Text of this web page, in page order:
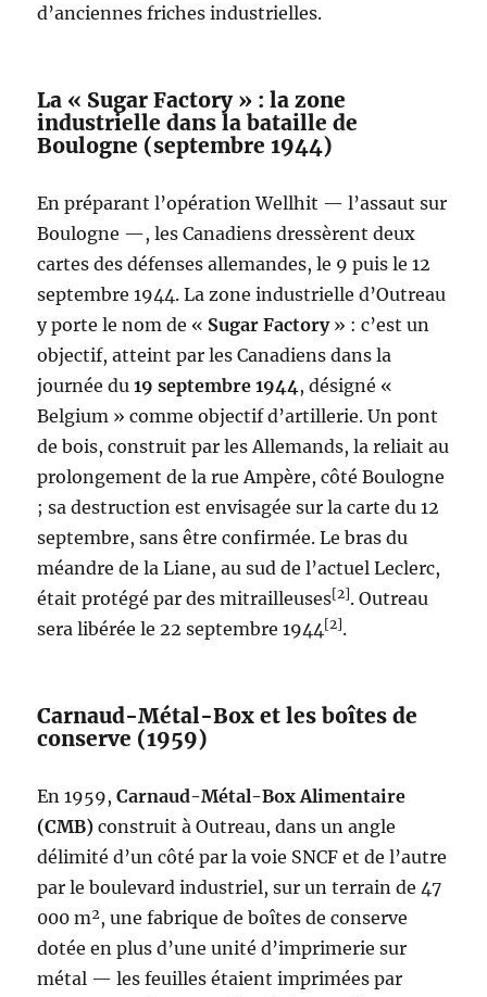
d’anciennes friches industrielles.
La « Sugar Factory » : la zone
industrielle dans la bataille de
Boulogne (septembre 1944)
En préparant l’opération Wellhit — l’assaut sur
Boulogne —, les Canadiens dressèrent deux
cartes des défenses allemandes, le 9 puis le 12
septembre 1944. La zone industrielle d’Outreau
y porte le nom de « Sugar Factory» : c’est un
objectif, atteint par les Canadiens dans la
journée du19 septembre 1944, désigné «
Belgium » comme objectif d’artillerie. Un pont
de bois, construit par les Allemands, la reliait au
prolongement de la rue Ampère, côté Boulogne
; sa destruction est envisagée sur la carte du 12
septembre, sans être confirmée. Le bras du
méandre de la Liane, au sud de l’actuel Leclerc,
était protégé par des mitrailleuses[2]. Outreau
sera libérée le 22 septembre 1944[2].
Carnaud-Métal-Box et les boîtes de
conserve (1959)
En 1959,Carnaud-Métal-Box Alimentaire
(CMB) construit à Outreau, dans un angle
délimité d’un côté par la voie SNCF et de l’autre
par le boulevard industriel, sur un terrain de 47
000 m², une fabrique de boîtes de conserve
dotée en plus d’une unité d’imprimerie sur
métal — les feuilles étaient imprimées par